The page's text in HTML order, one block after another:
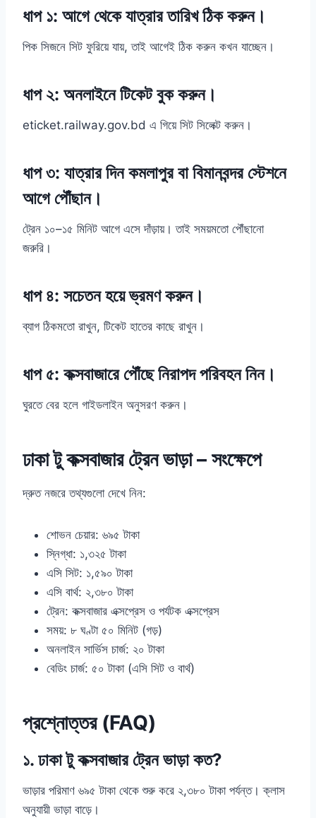
ধাপ ১: আগে থেকে যাত্রার তারিখ ঠিক করুন।
পিক সিজনে সিট ফুরিয়ে যায়, তাই আগেই ঠিক করুন কখন যাচ্ছেন।
ধাপ ২: অনলাইনে টিকেট বুক করুন।
eticket.railway.gov.bd এ গিয়ে সিট সিলেক্ট করুন।
ধাপ ৩: যাত্রার দিন কমলাপুর বা বিমানবন্দর স্টেশনে
আগে পৌঁছান।
ট্রেন ১০–১৫ মিনিট আগে এসে দাঁড়ায়। তাই সময়মতো পৌঁছানো
জরুরি।
ধাপ ৪: সচেতন হয়ে ভ্রমণ করুন।
ব্যাগ ঠিকমতো রাখুন, টিকেট হাতের কাছে রাখুন।
ধাপ ৫: কক্সবাজারে পৌঁছে নিরাপদ পরিবহন নিন।
ঘুরতে বের হলে গাইডলাইন অনুসরণ করুন।
ঢাকা টু কক্সবাজার ট্রেন ভাড়া – সংক্ষেপে
দ্রুত নজরে তথ্যগুলো দেখে নিন:
শোভন চেয়ার: ৬৯৫ টাকা
স্নিগ্ধা: ১,৩২৫ টাকা
এসি সিট: ১,৫৯০ টাকা
এসি বার্থ: ২,৩৮০ টাকা
ট্রেন: কক্সবাজার এক্সপ্রেস ও পর্যটক এক্সপ্রেস
সময়: ৮ ঘণ্টা ৫০ মিনিট (গড়)
অনলাইন সার্ভিস চার্জ: ২০ টাকা
বেডিং চার্জ: ৫০ টাকা (এসি সিট ও বার্থ)
প্রশ্নোত্তর (FAQ)
১. ঢাকা টু কক্সবাজার ট্রেন ভাড়া কত?
ভাড়ার পরিমাণ ৬৯৫ টাকা থেকে শুরু করে ২,৩৮০ টাকা পর্যন্ত। ক্লাস
অনুযায়ী ভাড়া বাড়ে।